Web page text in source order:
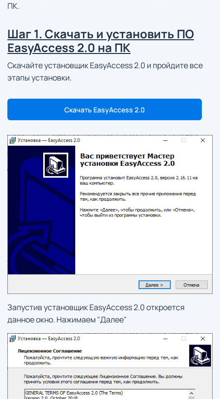
ПК.
Шаг 1. Скачать и установить ПО
EasyAccess 2.0 на ПК
Скачайте установщик EasyAccess 2.0 и пройдите все
этапы установки.
Скачать EasyAccess 2.0
Запустив установщик EasyAccess 2.0 откроется
данное окно. Нажимаем "Далее"